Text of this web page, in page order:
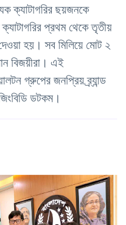
ক্যাটাগরির ছয়জনকে
প্রথম থেকে তৃতীয়
হয়। সব মিলিয়ে মোট ২
বিজয়ীরা। এই
গ্রুপের জনপ্রিয় ব্র্যান্ড
ডটকম।